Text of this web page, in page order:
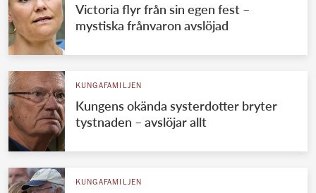
Victoria flyr från sin egen fest –
mystiska frånvaron avslöjad
KUNGAFAMILJEN
Kungens okända systerdotter bryter
tystnaden – avslöjar allt
KUNGAFAMILJEN